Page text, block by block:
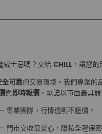
威士忌嗎？交給 CHILL ，讓您
全可靠的交易環境。我們專業的
與即時報價 ，承諾以市面最具
專業團隊，行情透明不壓價。
門市交收最安心，隱私全程保密